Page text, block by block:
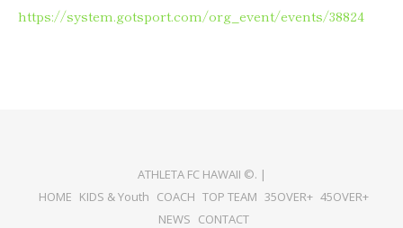
https://system.gotsport.com/org_event/events/38824
ATHLETA FC HAWAII ©. |
HOME KIDS & Youth COACH TOP TEAM 35OVER+ 45OVER+
NEWS CONTACT